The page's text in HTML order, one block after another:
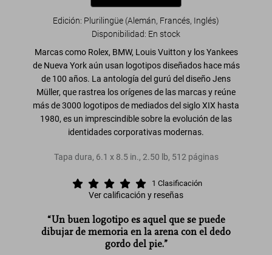
Edición: Plurilingüe (Alemán, Francés, Inglés)
Disponibilidad: En stock
Marcas como Rolex, BMW, Louis Vuitton y los Yankees
de Nueva York aún usan logotipos diseñados hace más
de 100 años. La antología del gurú del diseño Jens
Müller, que rastrea los orígenes de las marcas y reúne
más de3000 logotipos de mediados del siglo XIX hasta
1980, es un imprescindible sobre la evolución de las
identidades corporativas modernas.
Tapa dura, 6.1 x 8.5 in., 2.50 lb, 512 páginas
1 Clasificación
Ver calificación y reseñas
“Un buen logotipo es aquel que se puede
dibujar de memoria en la arena con el dedo
gordo del pie.”